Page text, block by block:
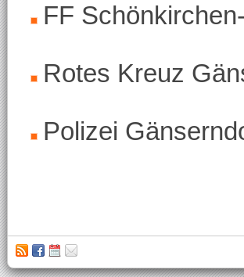
FF
Rotes Kreuz
Polizei